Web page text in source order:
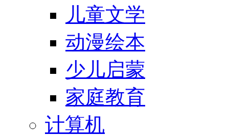
儿童文学
动漫绘本
少儿启蒙
家庭教育
计算机